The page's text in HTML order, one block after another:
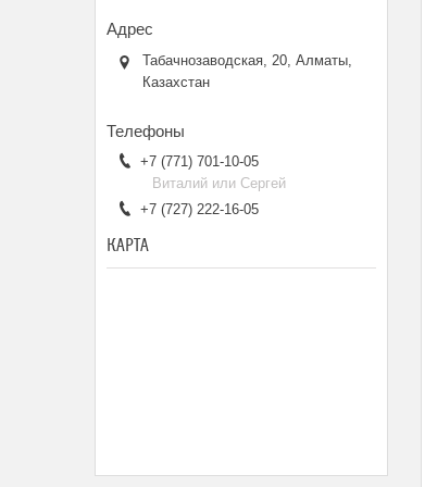
Табачнозаводская, 20, Алматы,
Казахстан
+7 (771) 701-10-05
Виталий или Сергей
+7 (727) 222-16-05
КАРТА